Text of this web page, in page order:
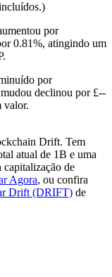
por
0.81%, atingindo um
por
declinou por £--
valor.
Drift. Tem
atual de 1B e uma
de
Agora, ou confira
Drift (DRIFT) de